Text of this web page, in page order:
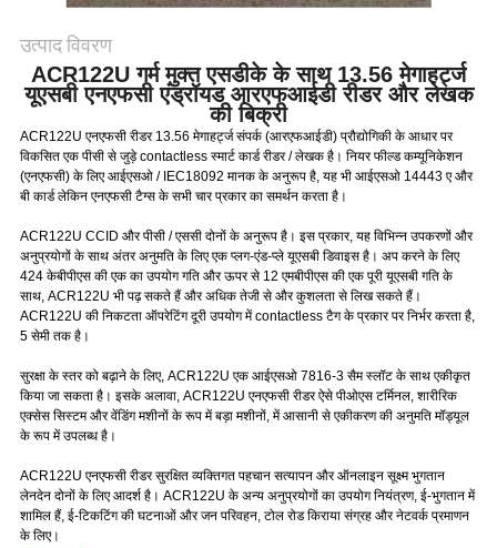
उत्पाद विवरण
ACR122U गर्म मुक्त एसडीके के साथ 13.56 मेगाहर्ट्ज
यूएसबी एनएफसी एंड्रॉयड आरएफआईडी रीडर और लेखक
की बिक्री
ACR122U एनएफसी रीडर 13.56 मेगाहर्ट्ज संपर्क (आरएफआईडी) प्रौद्योगिकी के आधार पर
विकसित एक पीसी से जुड़े contactless स्मार्ट कार्ड रीडर / लेखक है। नियर फील्ड कम्यूनिकेशन
(एनएफसी) के लिए आईएसओ / IEC18092 मानक के अनुरूप है, यह भी आईएसओ 14443 ए और
बी कार्ड लेकिन एनएफसी टैग्स के सभी चार प्रकार का समर्थन करता है।
ACR122U CCID और पीसी / एससी दोनों के अनुरूप है। इस प्रकार, यह विभिन्न उपकरणों और
अनुप्रयोगों के साथ अंतर अनुमति के लिए एक प्लग-एंड-प्ले यूएसबी डिवाइस है। अप करने के लिए
424 केबीपीएस की एक का उपयोग गति और ऊपर से 12 एमबीपीएस की एक पूरी यूएसबी गति के
साथ, ACR122U भी पढ़ सकते हैं और अधिक तेजी से और कुशलता से लिख सकते हैं।
ACR122U की निकटता ऑपरेटिंग दूरी उपयोग में contactless टैग के प्रकार पर निर्भर करता है,
5 सेमी तक है।
सुरक्षा के स्तर को बढ़ाने के लिए, ACR122U एक आईएसओ 7816-3 सैम स्लॉट के साथ एकीकृत
किया जा सकता है। इसके अलावा, ACR122U एनएफसी रीडर ऐसे पीओएस टर्मिनल, शारीरिक
एक्सेस सिस्टम और वेंडिंग मशीनों के रूप में बड़ा मशीनों, में आसानी से एकीकरण की अनुमति मॉड्यूल
के रूप में उपलब्ध है।
ACR122U एनएफसी रीडर सुरक्षित व्यक्तिगत पहचान सत्यापन और ऑनलाइन सूक्ष्म भुगतान
लेनदेन दोनों के लिए आदर्श है। ACR122U के अन्य अनुप्रयोगों का उपयोग नियंत्रण, ई-भुगतान में
शामिल हैं, ई-टिकटिंग की घटनाओं और जन परिवहन, टोल रोड किराया संग्रह और नेटवर्क प्रमाणन
के लिए।